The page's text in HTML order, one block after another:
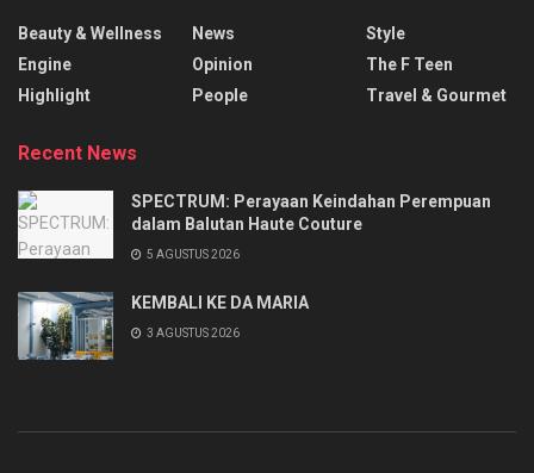
Beauty & Wellness
Engine
Highlight
News
Opinion
People
Style
The F Teen
Travel & Gourmet
Recent News
SPECTRUM: Perayaan Keindahan Perempuan
dalam Balutan Haute Couture
5 AGUSTUS 2026
KEMBALI KE DA MARIA
3 AGUSTUS 2026